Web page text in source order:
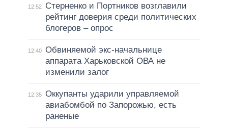
12:52
Стерненко и Портников возглавили
рейтинг доверия среди политических
блогеров – опрос
12:40 Обвиняемой экс-начальнице
аппарата Харьковской ОВА не
изменили залог
12:35 Оккупанты ударили управляемой
авиабомбой по Запорожью, есть
раненые